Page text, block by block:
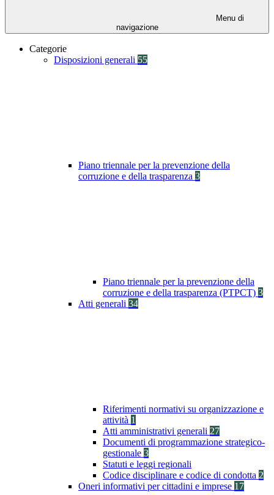
Menu di
navigazione
Categorie
Disposizioni generali 55
Piano triennale per la prevenzione della
corruzione e della trasparenza 3
Piano triennale per la prevenzione della
corruzione e della trasparenza (PTPCT) 3
Atti generali 34
Riferimenti normativi su organizzazione e
attività 1
Atti amministrativi generali 27
Documenti di programmazione strategico-
gestionale 3
Statuti e leggi regionali
Codice disciplinare e codice di condotta 2
Oneri informativi per cittadini e imprese 17